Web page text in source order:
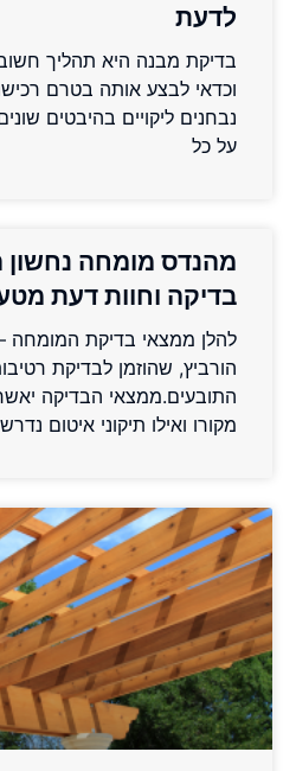
לדעת
בדיקת מבנה היא תהליך חשוב
וכדאי לבצע אותה בטרם רכישת
נבחנים ליקויים בהיבטים שונים,
על כל
מהנדס מומחה נחשון
בדיקה וחוות דעת
להלן ממצאי בדיקת המומחה –
הורביץ, שהוזמן לבדיקת רטיבות
התובעים.ממצאי הבדיקה יאשרו
מקורו ואילו תיקוני איטום נדרשים